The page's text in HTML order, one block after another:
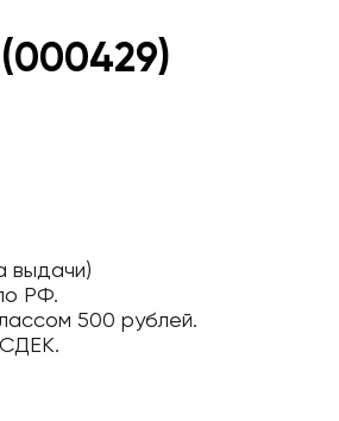
(000429)
выдачи)
РФ.
500 рублей.